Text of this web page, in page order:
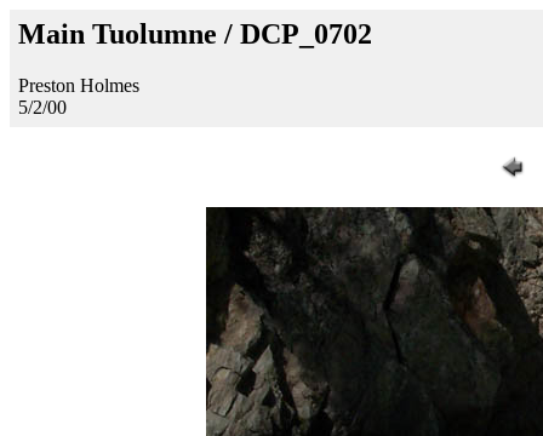
Main Tuolumne / DCP_0702
Preston Holmes
5/2/00